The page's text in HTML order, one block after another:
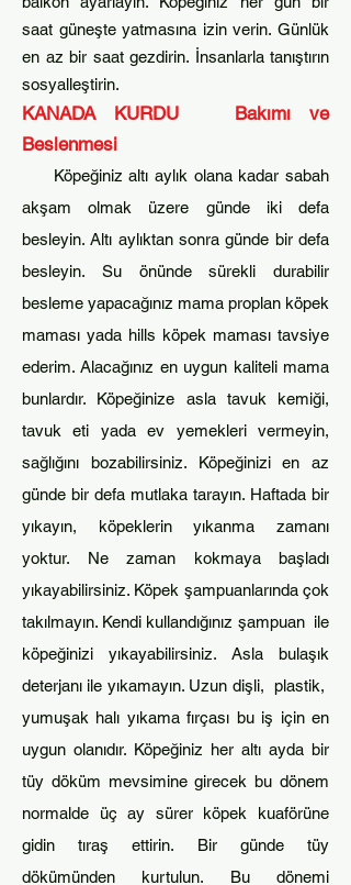
saat güneşte yatmasına izin verin. Günlük
en az bir saat gezdirin. İnsanlarla tanıştırın
sosyalleştirin.
KANADA KURDU
Bakımı ve
Beslenmesi
Köpeğiniz altı aylık olana kadar sabah
akşam olmak üzere günde iki defa
besleyin. Altı aylıktan sonra günde bir defa
besleyin. Su önünde sürekli durabilir
besleme yapacağınız mama proplan köpek
maması yada hills köpek maması tavsiye
ederim. Alacağınız en uygun kaliteli mama
bunlardır. Köpeğinize asla tavuk kemiği,
tavuk eti yada ev yemekleri vermeyin,
sağlığını bozabilirsiniz. Köpeğinizi en az
günde bir defa mutlaka tarayın. Haftada bir
yıkayın, köpeklerin yıkanma zamanı
yoktur. Ne zaman kokmaya başladı
yıkayabilirsiniz. Köpek şampuanlarında çok
takılmayın. Kendi kullandığınız şampuan ile
köpeğinizi yıkayabilirsiniz. Asla bulaşık
deterjanı ile yıkamayın. Uzun dişli, plastik,
yumuşak halı yıkama fırçası bu iş için en
uygun olanıdır. Köpeğiniz her altı ayda bir
tüy döküm mevsimine girecek bu dönem
normalde üç ay sürer köpek kuaförüne
gidin tıraş ettirin. Bir günde tüy
dökümünden kurtulun. Bu dönemi